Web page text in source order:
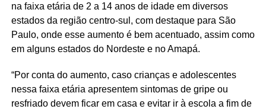
na faixa etária de 2 a 14 anos de idade em diversos
estados da região centro-sul, com destaque para São
Paulo, onde esse aumento é bem acentuado, assim como
em alguns estados do Nordeste e no Amapá.
“Por conta do aumento, caso crianças e adolescentes
nessa faixa etária apresentem sintomas de gripe ou
resfriado devem ficar em casa e evitar ir à escola a fim de